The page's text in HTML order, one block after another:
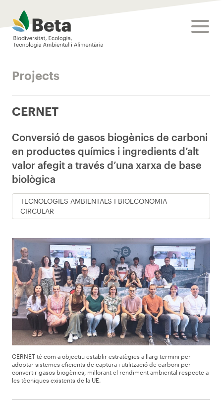
Beta Tech Center
Projects
CERNET
Conversió de gasos biogènics de carboni
en productes químics i ingredients d’alt
valor afegit a través d’una xarxa de base
biològica
TECNOLOGIES AMBIENTALS I BIOECONOMIA
CIRCULAR
CERNET té com a objectiu establir estratègies a llarg termini per
adoptar sistemes eficients de captura i utilització de carboni per
convertir gasos biogènics, millorant el rendiment ambiental respecte a
les tècniques existents de la UE.